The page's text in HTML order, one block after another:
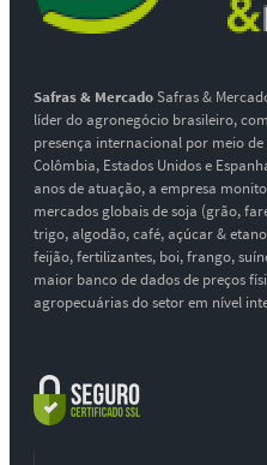
Safras & MercadoSafras &
líder do agronegócio brasileiro,
presença internacional por meio
Colômbia, Estados Unidos e
anos de atuação, a empresa
mercados globais de soja (grão,
trigo, algodão, café, açúcar &
feijão, fertilizantes, boi, frango,
maior banco de dados de preços
agropecuárias do setor em nível